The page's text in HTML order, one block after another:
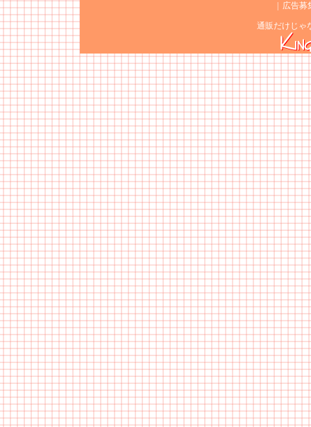
広告募
通販だけじゃ